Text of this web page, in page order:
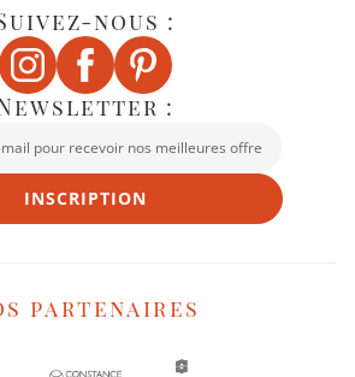
nous :
:
INSCRIPTION
partenaires